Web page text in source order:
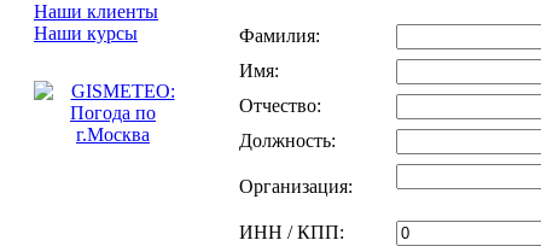
Наши клиенты
Наши курсы
Фамилия:
Имя:
Отчество:
Должность:
Организация:
ИНН / КПП: